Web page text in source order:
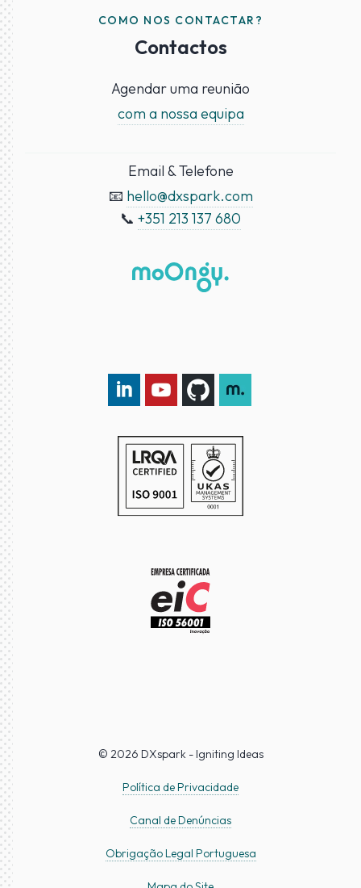
COMO NOS CONTACTAR?
Contactos
Agendar uma reunião
com a nossa equipa
Email & Telefone
📧 hello@dxspark.com
📞 +351 213 137 680
© 2026 DXspark - Igniting Ideas
Política de Privacidade
Canal de Denúncias
Obrigação Legal Portuguesa